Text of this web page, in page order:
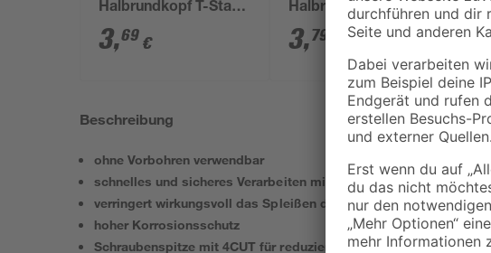
Halbrundkopf T-Star
plus T20 Stahl Ø 4,5 x
16 mm 20 Stück
3,69 €
Halbrundkopf T-Star
plus T20 Stahl Ø 4,5 x
30 mm 16 Stück
3,79
Beschreibung
ohne Vorbohren verwendbar
schnelles und sicheres Verarbeiten mit geringem Kraftaufwand
verringert wirkungsvoll das Spleißen des Holzmaterials
hoher Korrosionsschutz
Schraubenspitze mit 4CUT für reduziertes Drehmoment und